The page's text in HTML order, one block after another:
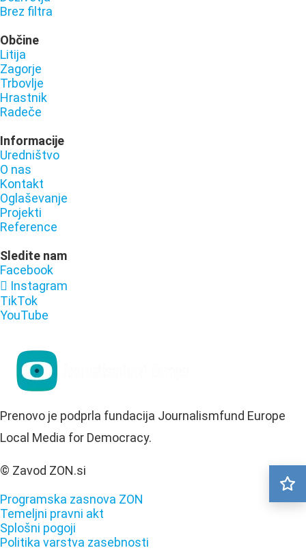
Brez filtra
Občine
Litija
Zagorje
Trbovlje
Hrastnik
Radeče
Informacije
Uredništvo
O nas
Kontakt
Oglaševanje
Projekti
Reference
Sledite nam
Facebook
Instagram
TikTok
YouTube
Prenovo je podprla fundacija Journalismfund Europe
Local Media for Democracy.
© Zavod ZON.si
Programska zasnova ZON
Temeljni pravni akt
Splošni pogoji
Politika varstva zasebnosti